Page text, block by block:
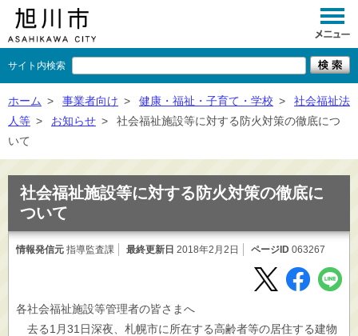
サイト内検索
くらし
事業者向け
施設一覧
ホーム > 事業者向け > 健康・福祉・子育て・学校 >
社会福祉法
人等 > お知らせ >
社会福祉施設等に対する防火対策の徹底につ
いて
社会福祉施設等に対する防火対策の徹底に
ついて
情報発信元 指導監査課 最終更新日 2018年2月2日 ページID 063267
各社会福祉施設等管理者の皆さまへ
去る1月31日深夜、札幌市に所在する高齢者等の居住する建物